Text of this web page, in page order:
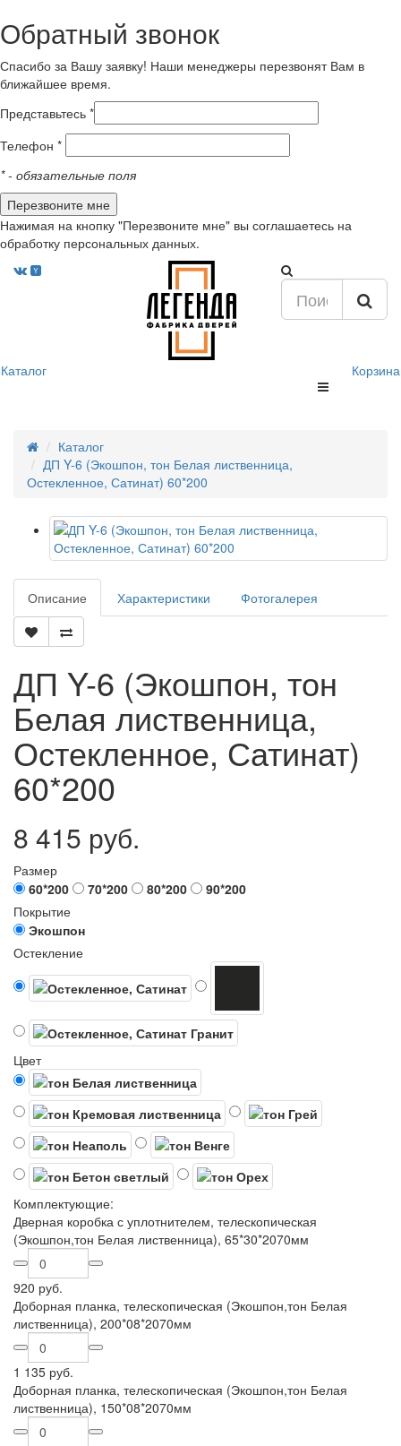
Обратный звонок
Спасибо за Вашу заявку! Наши менеджеры перезвонят Вам в
ближайшее время.
Представьтесь *
Телефон *
*- обязательные поля
Нажимая на кнопку "Перезвоните мне" вы соглашаетесь на
обработку персональных данных.
Каталог Корзина
Каталог
ДП Y-6 (Экошпон, тон Белая лиственница,
Остекленное, Сатинат) 60*200
Описание Характеристики Фотогалерея
ДП Y-6 (Экошпон, тон
Белая лиственница,
Остекленное, Сатинат)
60*200
8 415 руб.
Размер
60*200
70*200 80*200
90*200
Покрытие
Экошпон
Остекление
Цвет
Комплектующие:
Дверная коробка с уплотнителем, телескопическая
(Экошпон,тон Белая лиственница), 65*30*2070мм
920 руб.
Доборная планка, телескопическая (Экошпон,тон Белая
лиственница), 200*08*2070мм
1 135 руб.
Доборная планка, телескопическая (Экошпон,тон Белая
лиственница), 150*08*2070мм